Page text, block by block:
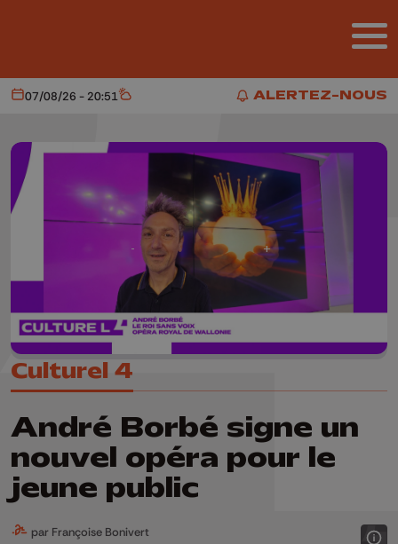
ALERTEZ-NOUS
ALERTEZ-NOUS
Aujourd'hui
07/08/26 - 20:51 Météo
Culturel 4
André Borbé signe un
nouvel opéra pour le
jeune public
par Françoise Bonivert